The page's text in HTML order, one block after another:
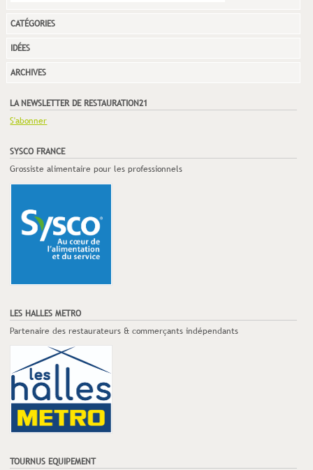
CATÉGORIES
IDÉES
ARCHIVES
LA NEWSLETTER DE RESTAURATION21
S'abonner
SYSCO FRANCE
Grossiste alimentaire pour les professionnels
LES HALLES METRO
Partenaire des restaurateurs & commerçants indépendants
TOURNUS EQUIPEMENT